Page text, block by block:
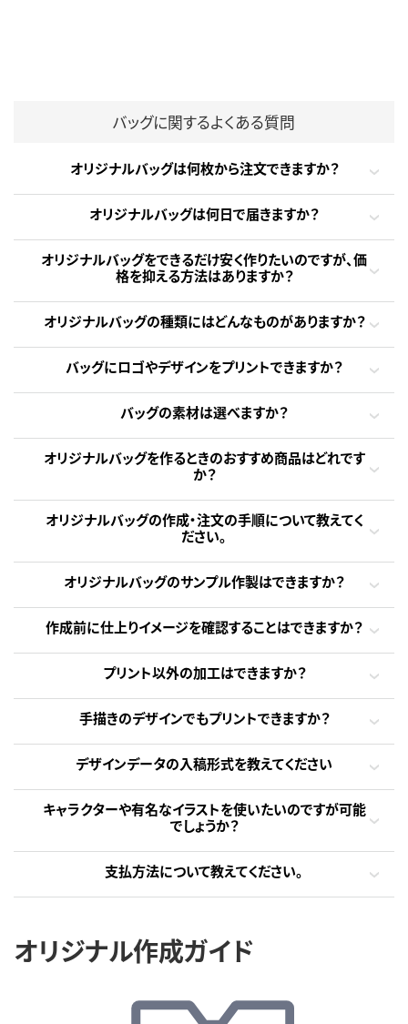
バッグに関するよくある質問
オリジナルバッグは何枚から注文できますか？
オリジナルバッグは何日で届きますか？
オリジナルバッグをできるだけ安く作りたいのですが、価
格を抑える方法はありますか？
オリジナルバッグの種類にはどんなものがありますか？
バッグにロゴやデザインをプリントできますか？
バッグの素材は選べますか？
オリジナルバッグを作るときのおすすめ商品はどれです
か？
オリジナルバッグの作成・注文の手順について教えてく
ださい。
オリジナルバッグのサンプル作製はできますか？
作成前に仕上りイメージを確認することはできますか？
プリント以外の加工はできますか？
手描きのデザインでもプリントできますか？
デザインデータの入稿形式を教えてください
キャラクターや有名なイラストを使いたいのですが可能
でしょうか？
支払方法について教えてください。
オリジナル作成ガイド